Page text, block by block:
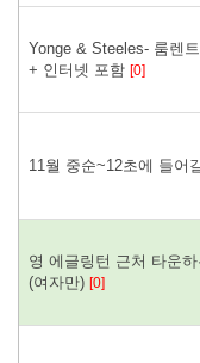
Yonge & Steeles- 룸렌
+ 인터넷 포함 [0]
11월 중순~12초에 들어
영 에글링턴 근처 타운
(여자만) [0]